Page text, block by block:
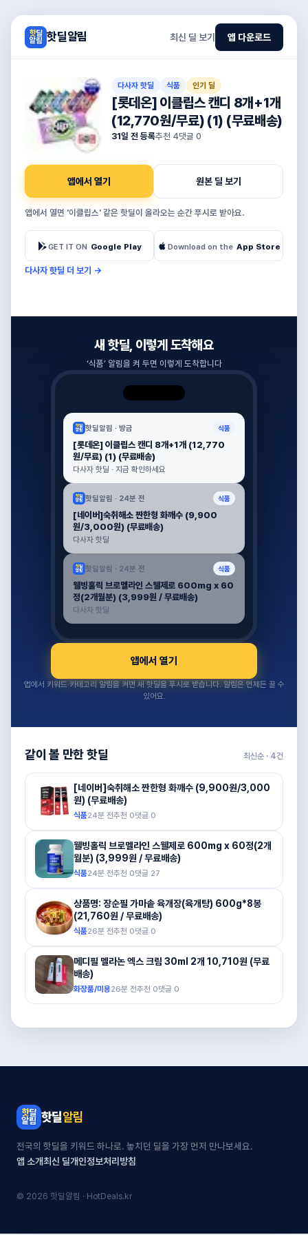
핫딜알림 최신 딜 보기 앱 다운로드
다사자 핫딜 식품 인기 딜
[롯데온] 이클립스 캔디 8개+1개
(12,770원/무료) (1) (무료배송)
31일 전 등록추천 4댓글 0
앱에서 열기 원본 딜 보기
앱에서 열면 '이클립스' 같은 핫딜이 올라오는 순간 푸시로 받아요.
GET IT ON Google Play Download on the App Store
다사자 핫딜 더 보기 →
새 핫딜, 이렇게 도착해요
‘식품’ 알림을 켜 두면 이렇게 도착합니다
핫딜알림 · 방금 식품
[롯데온] 이클립스 캔디 8개+1개 (12,770
원/무료) (1) (무료배송)
다사자 핫딜 · 지금 확인하세요
핫딜알림 · 24분 전 식품
[네이버]숙취해소 짠한형 화깨수 (9,900
원/3,000원) (무료배송)
다사자 핫딜
핫딜알림 · 24분 전 식품
웰빙홀릭 브로멜라인 스웰제로 600mg x 60
정(2개월분) (3,999원 / 무료배송)
다사자 핫딜
앱에서 열기
앱에서 키워드·카테고리 알림을 켜면 새 핫딜을 푸시로 받습니다. 알림은 언제든 끌 수
있어요.
같이 볼 만한 핫딜 최신순 · 4건
[네이버]숙취해소 짠한형 화깨수 (9,900원/3,000
원) (무료배송)
식품24분 전추천 0댓글 0
웰빙홀릭 브로멜라인 스웰제로 600mg x 60정(2개
월분) (3,999원 / 무료배송)
식품24분 전추천 0댓글 27
상품명: 장순필 가마솥 육개장(육개탕) 600g*8봉
(21,760원 / 무료배송)
식품26분 전추천 0댓글 0
메디필 멜라논 엑스 크림 30ml 2개 10,710원 (무료
배송)
화장품/미용26분 전추천 0댓글 0
핫딜알림
전국의 핫딜을 키워드 하나로. 놓치던 딜을 가장 먼저 만나보세요.
앱 소개최신 딜개인정보처리방침
© 2026 핫딜알림 · HotDeals.kr